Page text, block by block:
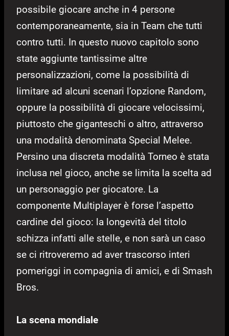
possibile giocare anche in 4 persone
contemporaneamente, sia in Team che tutti
contro tutti. In questo nuovo capitolo sono
state aggiunte tantissime altre
personalizzazioni, come la possibilità di
limitare ad alcuni scenari l’opzione Random,
oppure la possibilità di giocare velocissimi,
piuttosto che giganteschi o altro, attraverso
una modalità denominata Special Melee.
Persino una discreta modalità Torneo è stata
inclusa nel gioco, anche se limita la scelta ad
un personaggio per giocatore. La
componente Multiplayer è forse l’aspetto
cardine del gioco: la longevità del titolo
schizza infatti alle stelle, e non sarà un caso
se ci ritroveremo ad aver trascorso interi
pomeriggi in compagnia di amici, e di Smash
Bros.
La scena mondiale